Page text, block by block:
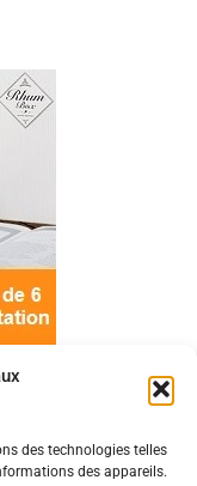
des technologies telles
des appareils.